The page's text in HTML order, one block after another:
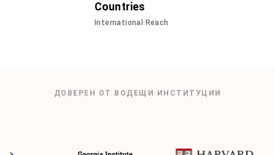
Countries
International Reach
ДОВЕРЕН ОТ ВОДЕЩИ ИНСТИТУЦИИ